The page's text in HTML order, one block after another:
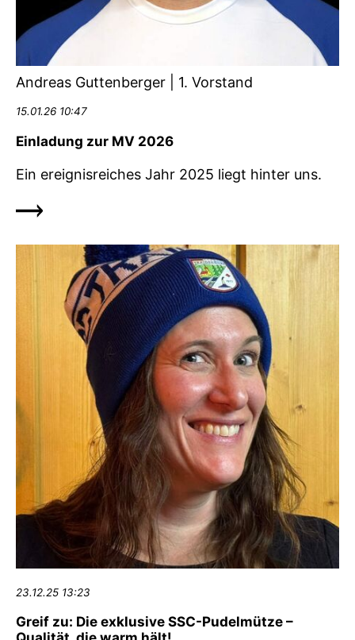
Andreas Guttenberger | 1. Vorstand
15.01.26 10:47
Einladung zur MV 2026
Ein ereignisreiches Jahr 2025 liegt hinter uns.
23.12.25 13:23
Greif zu: Die exklusive SSC-Pudelmütze –